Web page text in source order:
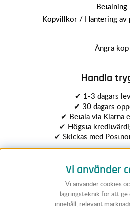
Betalning
Köpvillkor / Hantering av
Ångra köp
Handla
✔ 1-3 dagars
✔ 30 dagars
✔ Betala via Klarna
✔ Högsta
✔ Skickas med
Vi använder
Vi använder cookies
lagringsteknik för att ge
innehåll, relevant